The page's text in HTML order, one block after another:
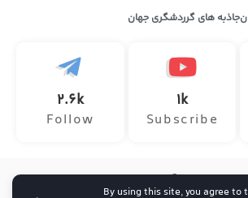
By using this site, you agree to
جاذبه های گرردشگری جهان
1k
Subscribe
2.6k
Follow
متعلق به آژانس هواپیمایی سفر ماجراجویانه